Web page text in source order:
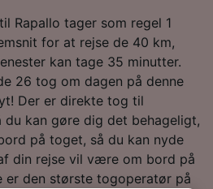
Rapallo tager som regel 1
for at rejse de 40 km,
kan tage 35 minutter.
26 tog om dagen på denne
Der er direkte tog til
du kan gøre dig det behageligt,
på toget, så du kan nyde
din rejse vil være om bord på
er den største togoperatør på